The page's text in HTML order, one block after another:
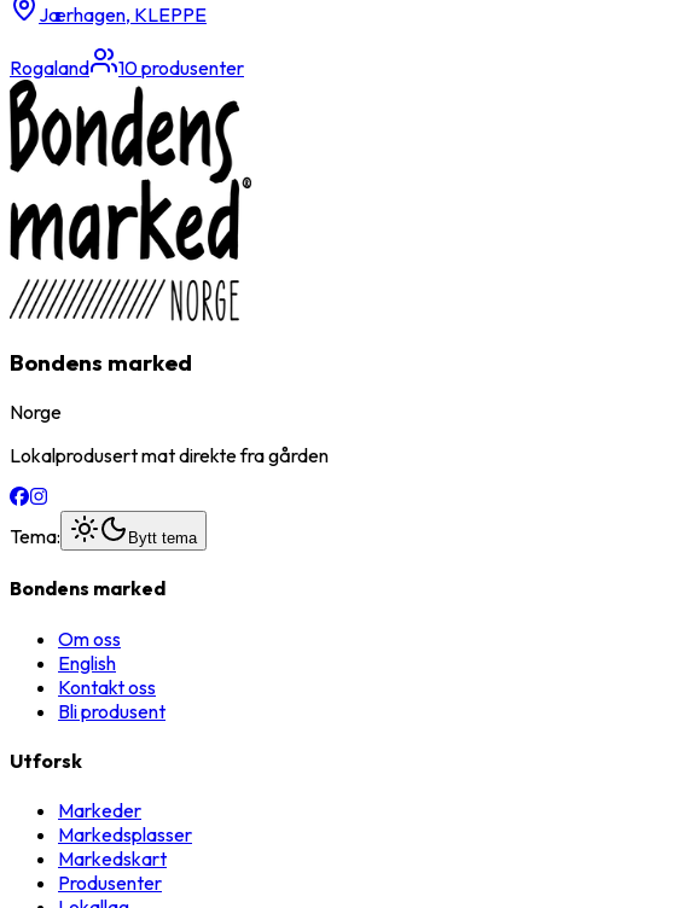
Jærhagen, KLEPPE
Rogaland 10produsenter
Bondens marked
Norge
Lokalprodusert mat direkte fra gården
Tema: Bytt tema
Bondens marked
Om oss
English
Kontakt oss
Bli produsent
Utforsk
Markeder
Markedsplasser
Markedskart
Produsenter